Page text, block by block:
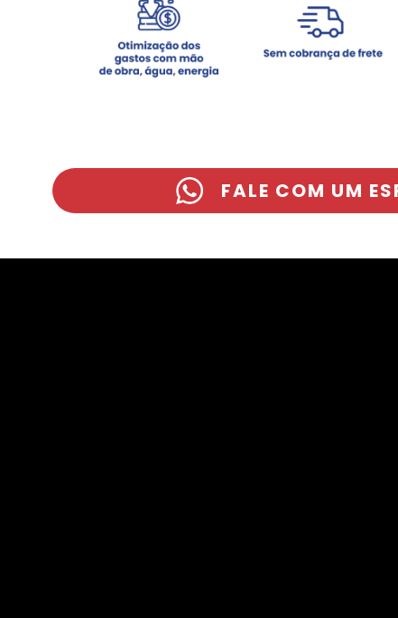
FALE COM UM